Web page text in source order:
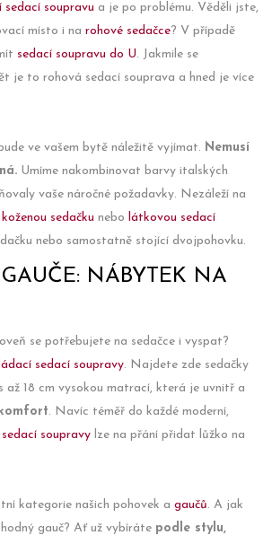
sedací soupravu a je po problému. Věděli jste,
místo i na rohové sedačce? V případě
sedací soupravu do U. Jakmile se
je to rohová sedací souprava a hned je více
ve vašem bytě náležitě vyjímat. Nemusí
Umíme nakombinovat barvy italských
vaše náročné požadavky. Nezáleží na
koženou sedačku nebo látkovou sedací
nebo samostatně stojící dvojpohovku.
NÁBYTEK NA
se potřebujete na sedačce i vyspat?
sedací soupravy. Najdete zde sedačky
až 18 cm vysokou matrací, která je uvnitř a
. Navíc téměř do každé moderní,
soupravy lze na přání přidat lůžko na
kategorie našich pohovek a gaučů. A jak
gauč? Ať už vybíráte podle stylu,